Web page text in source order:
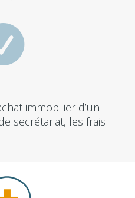
immobilier d’un
secrétariat, les frais